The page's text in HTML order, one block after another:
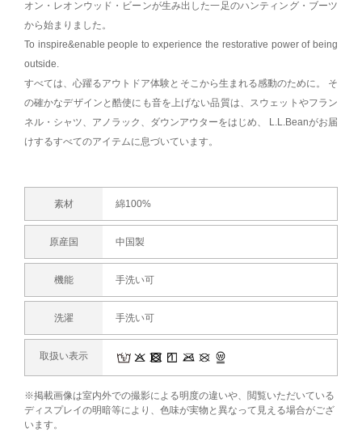
オン・レオンウッド・ビーンが生み出した一足のハンティング・ブーツ
から始まりました。
To inspire&enable people to experience the restorative power of being
outside.
すべては、心躍るアウトドア体験とそこから生まれる感動のために。 そ
の確かなデザインと酷使にも音を上げない品質は、スウェットやフラン
ネル・シャツ、アノラック、ダウンアウターをはじめ、 L.L.Beanがお届
けするすべてのアイテムに息づいています。
素材 綿100%
原産国 中国製
機能 手洗い可
洗濯 手洗い可
取扱い表示
※掲載画像は室内外での撮影による明度の違いや、閲覧いただいている
ディスプレイの明暗等により、色味が実物と異なって見える場合がござ
います。